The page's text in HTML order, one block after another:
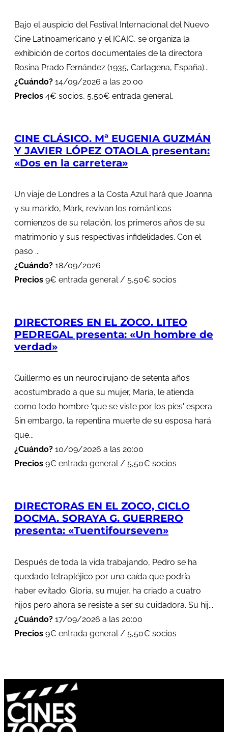
Bajo el auspicio del Festival Internacional del Nuevo
Cine Latinoamericano y el ICAIC, se organiza la
exhibición de cortos documentales de la directora
Rosina Prado Fernández (1935, Cartagena, España)...
¿Cuándo? 14/09/2026 a las 20:00
Precios 4€ socios, 5,50€ entrada general.
CINE CLÁSICO. Mª EUGENIA GUZMÁN
Y JAVIER LÓPEZ OTAOLA presentan:
«Dos en la carretera»
Un viaje de Londres a la Costa Azul hará que Joanna
y su marido, Mark, revivan los románticos
comienzos de su relación, los primeros años de su
matrimonio y sus respectivas infidelidades. Con el
paso ...
¿Cuándo? 18/09/2026
Precios 9€ entrada general / 5,50€ socios
DIRECTORES EN EL ZOCO. LITEO
PEDREGAL presenta: «Un hombre de
verdad»
Guillermo es un neurocirujano de setenta años
acostumbrado a que su mujer, María, le atienda
como todo hombre 'que se viste por los pies' espera.
Sin embargo, la repentina muerte de su esposa hará
que...
¿Cuándo? 10/09/2026 a las 20:00
Precios 9€ entrada general / 5,50€ socios
DIRECTORAS EN EL ZOCO, CICLO
DOCMA. SORAYA G. GUERRERO
presenta: «Tuentifourseven»
Después de toda la vida trabajando, Pedro se ha
quedado tetrapléjico por una caída que podría
haber evitado. Gloria, su mujer, ha criado a cuatro
hijos pero ahora se resiste a ser su cuidadora. Su hij...
¿Cuándo? 17/09/2026 a las 20:00
Precios 9€ entrada general / 5,50€ socios